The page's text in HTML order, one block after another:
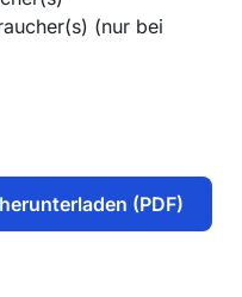
(nur bei
(PDF)